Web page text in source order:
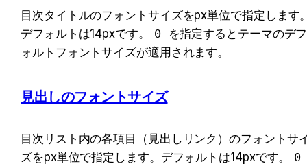
目次タイトルのフォントサイズをpx単位で指定します
デフォルトは14pxです。
0
を指定するとテーマのデフ
ォルトフォントサイズが適用されます。
見出しのフォントサイズ
目次リスト内の各項目（見出しリンク）のフォントサ
ズをpx単位で指定します。デフォルトは14pxです。
0